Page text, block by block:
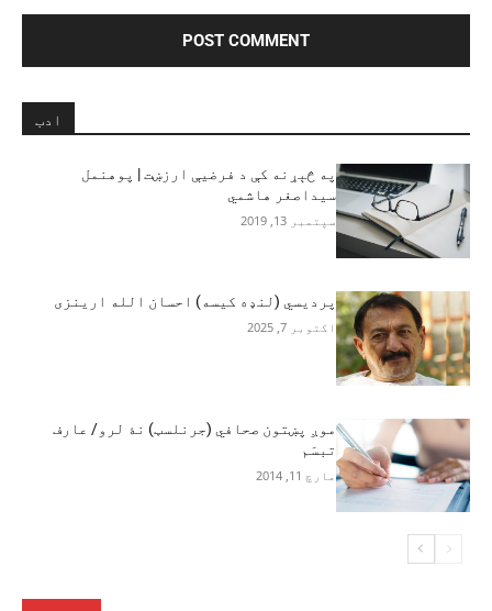
ادب
په څېړنه کې د فرضيې ارزښت | پوهنمل
سیداصغر هاشمي
سپتمبر 13, 2019
پرديسي (لنډه کیسه) احسان الله ارینزی
اکتوبر 7, 2025
موږ پښتون صحافي (جرنلسټ) نۀ لرو/ عارف
تبسَم
مارچ 11, 2014